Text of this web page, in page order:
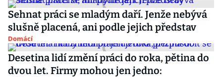
Sehnat práci se mladým daří. Jenže nebývá
slušně placená, ani podle jejich představ
Domácí
Desetina lidí změní práci do roka, pětina do
dvou let. Firmy mohou jen jedno: